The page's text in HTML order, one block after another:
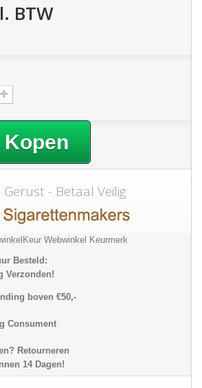
BTW
Kopen
Gerust - Betaal Veilig
Besteld:
boven €50,-
Consument
Retourneren
14 Dagen!